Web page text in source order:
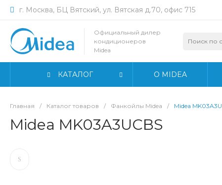
г. Москва, БЦ Вятский, ул. Вятская д.70, офис 715
Официальный дилер
кондиционеров
Midea
КАТАЛОГ О MIDEA
Главная / Каталог товаров / Фанкойлы Midea / Midea
Midea MK03A3UCBS